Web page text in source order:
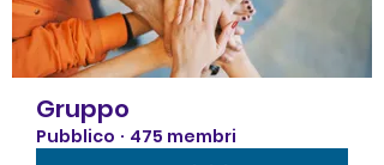
Gruppo
Pubblico · 475 membri